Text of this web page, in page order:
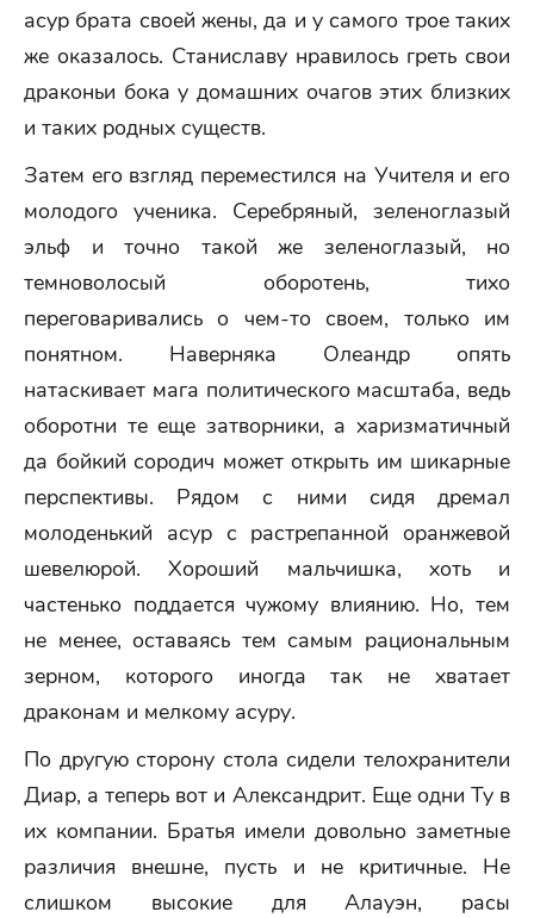
асур брата своей жены, да и у самого трое таких
же оказалось. Станиславу нравилось греть свои
драконьи бока у домашних очагов этих близких
и таких родных существ.
Затем его взгляд переместился на Учителя и его
молодого ученика. Серебряный, зеленоглазый
эльф и точно такой же зеленоглазый, но
темноволосый оборотень, тихо
переговаривались о чем-то своем, только им
понятном. Наверняка Олеандр опять
натаскивает мага политического масштаба, ведь
оборотни те еще затворники, а харизматичный
да бойкий сородич может открыть им шикарные
перспективы. Рядом с ними сидя дремал
молоденький асур с растрепанной оранжевой
шевелюрой. Хороший мальчишка, хоть и
частенько поддается чужому влиянию. Но, тем
не менее, оставаясь тем самым рациональным
зерном, которого иногда так не хватает
драконам и мелкому асуру.
По другую сторону стола сидели телохранители
Диар, а теперь вот и Александрит. Еще одни Ту в
их компании. Братья имели довольно заметные
различия внешне, пусть и не критичные. Не
слишком высокие для Алауэн, расы